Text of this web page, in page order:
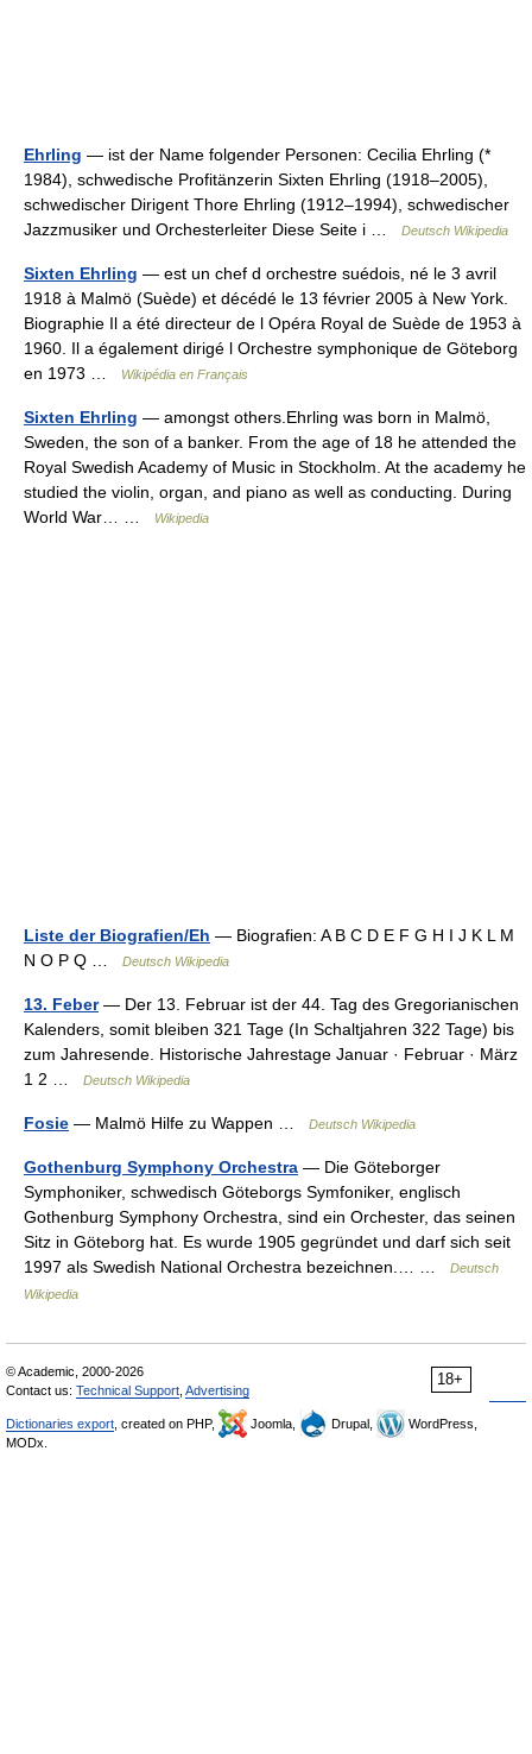
Ehrling — ist der Name folgender Personen: Cecilia Ehrling (*
1984), schwedische Profitänzerin Sixten Ehrling (1918–2005),
schwedischer Dirigent Thore Ehrling (1912–1994), schwedischer
Jazzmusiker und Orchesterleiter Diese Seite i …
Deutsch Wikipedia
Sixten Ehrling — est un chef d orchestre suédois, né le 3 avril
1918 à Malmö (Suède) et décédé le 13 février 2005 à New York.
Biographie Il a été directeur de l Opéra Royal de Suède de 1953 à
1960. Il a également dirigé l Orchestre symphonique de Göteborg
en 1973 …
Wikipédia en Français
Sixten Ehrling — amongst others.Ehrling was born in Malmö,
Sweden, the son of a banker. From the age of 18 he attended the
Royal Swedish Academy of Music in Stockholm. At the academy he
studied the violin, organ, and piano as well as conducting. During
World War… …
Wikipedia
Liste der Biografien/Eh — Biografien: A B C D E F G H I J K L M
N O P Q …
Deutsch Wikipedia
13. Feber— Der 13. Februar ist der 44. Tag des Gregorianischen
Kalenders, somit bleiben 321 Tage (In Schaltjahren 322 Tage) bis
zum Jahresende. Historische Jahrestage Januar · Februar · März
1 2 …
Deutsch Wikipedia
Fosie — Malmö Hilfe zu Wappen … Deutsch Wikipedia
Gothenburg Symphony Orchestra — Die Göteborger
Symphoniker, schwedisch Göteborgs Symfoniker, englisch
Gothenburg Symphony Orchestra, sind ein Orchester, das seinen
Sitz in Göteborg hat. Es wurde 1905 gegründet und darf sich seit
1997 als Swedish National Orchestra bezeichnen.… …
Deutsch
Wikipedia
18+
© Academic, 2000-2026
Contact us: Technical Support Advertising
Dictionaries export , created on PHP, Joomla, Drupal,
WordPress,
MODx.